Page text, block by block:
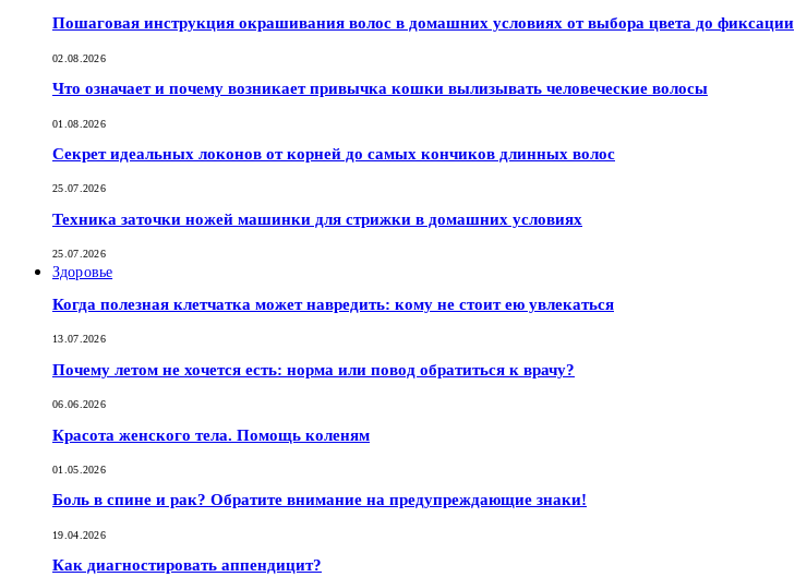
Пошаговая инструкция окрашивания волос в домашних условиях от выбора цвета до фиксации
02.08.2026
Что означает и почему возникает привычка кошки вылизывать человеческие волосы
01.08.2026
Секрет идеальных локонов от корней до самых кончиков длинных волос
25.07.2026
Техника заточки ножей машинки для стрижки в домашних условиях
25.07.2026
Здоровье
Когда полезная клетчатка может навредить: кому не стоит ею увлекаться
13.07.2026
Почему летом не хочется есть: норма или повод обратиться к врачу?
06.06.2026
Красота женского тела. Помощь коленям
01.05.2026
Боль в спине и рак? Обратите внимание на предупреждающие знаки!
19.04.2026
Как диагностировать аппендицит?